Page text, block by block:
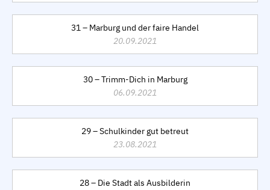
31 – Marburg und der faire Handel
20.09.2021
30 – Trimm-Dich in Marburg
06.09.2021
29 – Schulkinder gut betreut
23.08.2021
28 – Die Stadt als Ausbilderin